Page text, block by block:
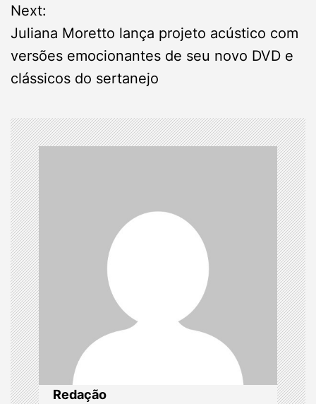
s
t
n
a
v
i
g
a
t
i
o
n
Next:
Juliana Moretto lança projeto acústico com
versões emocionantes de seu novo DVD e
clássicos do sertanejo
Redação